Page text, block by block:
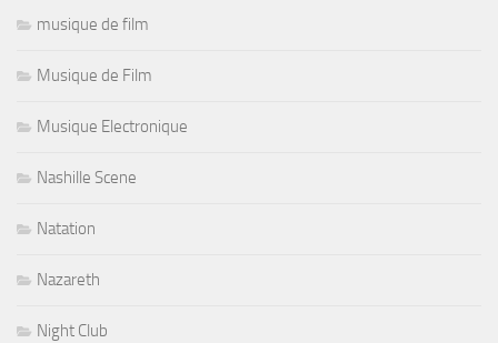
musique de film
Musique de Film
Musique Electronique
Nashille Scene
Natation
Nazareth
Night Club